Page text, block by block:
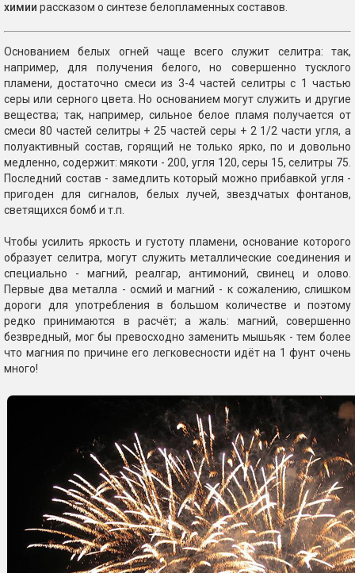
химии рассказом о синтезе белопламенных составов.
Основанием белых огней чаще всего служит селитра: так,
например, для получения белого, но совершенно тусклого
пламени, достаточно смеси из 3-4 частей селитры с 1 частью
серы или серного цвета. Но основанием могут служить и другие
вещества; так, например, сильное белое пламя получается от
смеси 80 частей селитры + 25 частей серы + 2 1/2 части угля, а
полуактивный состав, горящий не только ярко, по и довольно
медленно, содержит: мякоти - 200, угля 120, серы 15, селитры 75.
Последний состав - замедлить который можно прибавкой угля -
пригоден для сигналов, белых лучей, звездчатых фонтанов,
светящихся бомб и т.п.
Чтобы усилить яркость и густоту пламени, основание которого
образует селитра, могут служить металлические соединения и
специально - магний, реалгар, антимоний, свинец и олово.
Первые два металла - осмий и магний - к сожалению, слишком
дороги для употребления в большом количестве и поэтому
редко принимаются в расчёт; а жаль: магний, совершенно
безвредный, мог бы превосходно заменить мышьяк - тем более
что магния по причине его легковесности идёт на 1 фунт очень
много!